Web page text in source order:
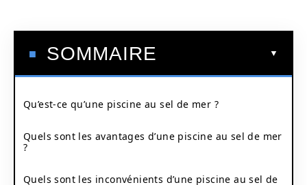
SOMMAIRE
Qu’est-ce qu’une piscine au sel de mer ?
Quels sont les avantages d’une piscine au sel de mer
?
Quels sont les inconvénients d’une piscine au sel de